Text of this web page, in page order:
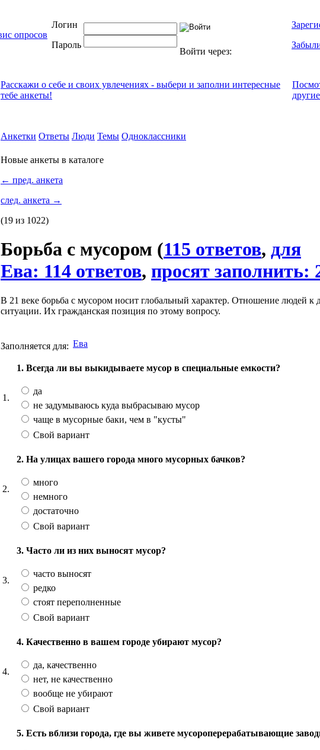
Логин
Пароль
Войти через:
Расскажи о себе и своих увлечениях - выбери и заполни интересные
тебе анкеты!
Анкетки Ответы Люди Темы Одноклассники
Новые анкеты в каталоге
← пред. анкета
след. анкета →
(19 из 1022)
Борьба с мусором (115 ответов, для
Ева: 114 ответов, просят заполнить:
В 21 веке борьба с мусором носит глобальный характер. Отношение людей к
ситуации. Их гражданская позиция по этому вопросу.
Заполняется для: Ева
1.
1. Всегда ли вы выкидываете мусор в специальные емкости?
да
не задумываюсь куда выбрасываю мусор
чаще в мусорные баки, чем в "кусты"
Свой вариант
2.
2. На улицах вашего города много мусорных бачков?
много
немного
достаточно
Свой вариант
3.
3. Часто ли из них выносят мусор?
часто выносят
редко
стоят переполненные
Свой вариант
4.
4. Качественно в вашем городе убирают мусор?
да, качественно
нет, не качественно
вообще не убирают
Свой вариант
5. Есть вблизи города, где вы живете мусороперерабатывающие